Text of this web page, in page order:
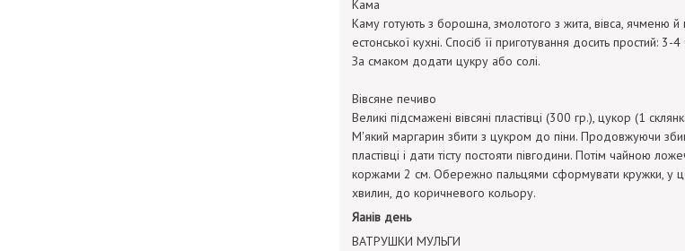
Кама
Каму готують з борошна, змолотого з жита, вівса, ячменю
естонської кухні. Спосіб її приготування досить
За смаком додати цукру або солі.
Вівсяне печиво
Великі підсмажені вівсяні пластівці (300 гр.), цукор (1
М'який маргарин збити з цукром до піни. Продовжуючи
пластівці і дати тісту постояти півгодини. Потім чайною
коржами 2 см. Обережно пальцями сформувати кружки, у
хвилин, до коричневого кольору.
Яанів день
ВАТРУШКИ МУЛЬГИ